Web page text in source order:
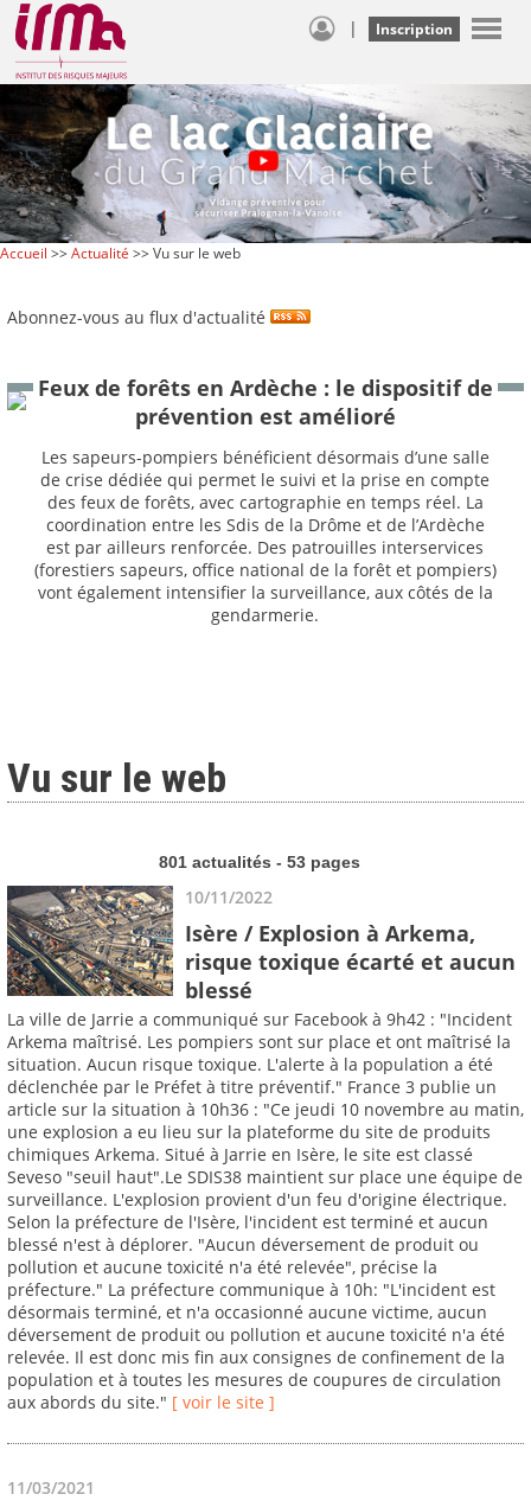
| Inscription
Accueil >>Actualité >> Vu sur le web
Abonnez-vous au flux d'actualité
Feux de forêts en Ardèche : le dispositif de
prévention est amélioré
Les sapeurs-pompiers bénéficient désormais d’une salle
de crise dédiée qui permet le suivi et la prise en compte
des feux de forêts, avec cartographie en temps réel. La
coordination entre les Sdis de la Drôme et de l’Ardèche
est par ailleurs renforcée. Des patrouilles interservices
(forestiers sapeurs, office national de la forêt et pompiers)
vont également intensifier la surveillance, aux côtés de la
gendarmerie.
Vu sur le web
801 actualités - 53 pages
10/11/2022
Isère / Explosion à Arkema,
risque toxique écarté et aucun
blessé
La ville de Jarrie a communiqué sur Facebook à 9h42 : "Incident
Arkema maîtrisé. Les pompiers sont sur place et ont maîtrisé la
situation. Aucun risque toxique. L'alerte à la population a été
déclenchée par le Préfet à titre préventif." France 3 publie un
article sur la situation à 10h36 : "Ce jeudi 10 novembre au matin,
une explosion a eu lieu sur la plateforme du site de produits
chimiques Arkema. Situé à Jarrie en Isère, le site est classé
Seveso "seuil haut".Le SDIS38 maintient sur place une équipe de
surveillance. L'explosion provient d'un feu d'origine électrique.
Selon la préfecture de l'Isère, l'incident est terminé et aucun
blessé n'est à déplorer. "Aucun déversement de produit ou
pollution et aucune toxicité n'a été relevée", précise la
préfecture." La préfecture communique à 10h: "L'incident est
désormais terminé, et n'a occasionné aucune victime, aucun
déversement de produit ou pollution et aucune toxicité n'a été
relevée. Il est donc mis fin aux consignes de confinement de la
population et à toutes les mesures de coupures de circulation
aux abords du site." [ voir le site ]
11/03/2021